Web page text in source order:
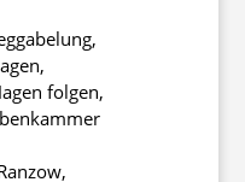
folgen,